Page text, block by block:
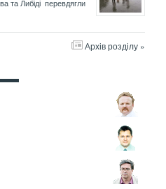
та Либіді перевдягли
Архів розділу »